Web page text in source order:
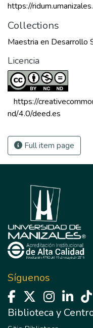
https://
Collections
Maestria en Desarrollo
Licencia
https://
nd/4.0/deed.es
Full item page
Síguenos
Biblioteca y